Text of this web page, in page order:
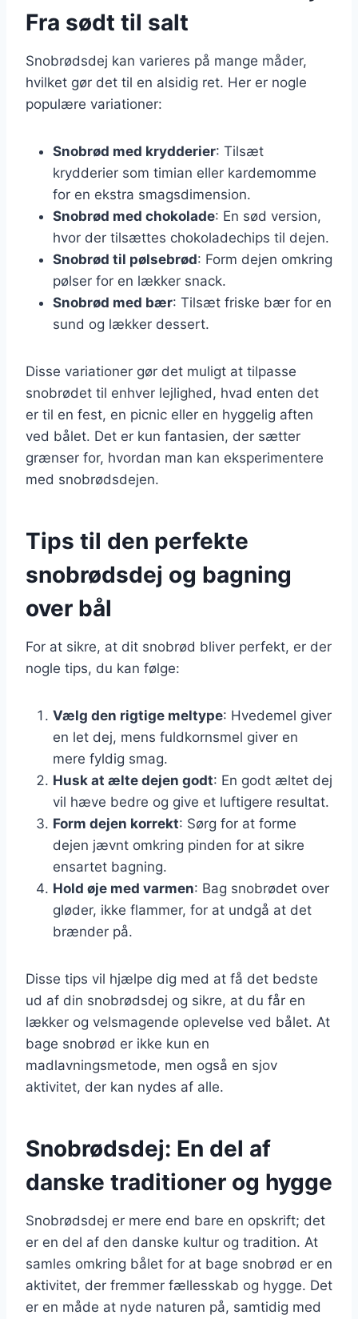
Fra sødt til salt
Snobrødsdej kan varieres på mange måder,
hvilket gør det til en alsidig ret. Her er nogle
populære variationer:
Snobrød med krydderier: Tilsæt
krydderier som timian eller kardemomme
for en ekstra smagsdimension.
Snobrød med chokolade: En sød version,
hvor der tilsættes chokoladechips til dejen.
Snobrød til pølsebrød: Form dejen omkring
pølser for en lækker snack.
Snobrød med bær: Tilsæt friske bær for en
sund og lækker dessert.
Disse variationer gør det muligt at tilpasse
snobrødet til enhver lejlighed, hvad enten det
er til en fest, en picnic eller en hyggelig aften
ved bålet. Det er kun fantasien, der sætter
grænser for, hvordan man kan eksperimentere
med snobrødsdejen.
Tips til den perfekte
snobrødsdej og bagning
over bål
For at sikre, at dit snobrød bliver perfekt, er der
nogle tips, du kan følge:
Vælg den rigtige meltype: Hvedemel giver
en let dej, mens fuldkornsmel giver en
mere fyldig smag.
Husk at ælte dejen godt: En godt æltet dej
vil hæve bedre og give et luftigere resultat.
Form dejen korrekt: Sørg for at forme
dejen jævnt omkring pinden for at sikre
ensartet bagning.
Hold øje med varmen: Bag snobrødet over
gløder, ikke flammer, for at undgå at det
brænder på.
Disse tips vil hjælpe dig med at få det bedste
ud af din snobrødsdej og sikre, at du får en
lækker og velsmagende oplevelse ved bålet. At
bage snobrød er ikke kun en
madlavningsmetode, men også en sjov
aktivitet, der kan nydes af alle.
Snobrødsdej: En del af
danske traditioner og hygge
Snobrødsdej er mere end bare en opskrift; det
er en del af den danske kultur og tradition. At
samles omkring bålet for at bage snobrød er en
aktivitet, der fremmer fællesskab og hygge. Det
er en måde at nyde naturen på, samtidig med